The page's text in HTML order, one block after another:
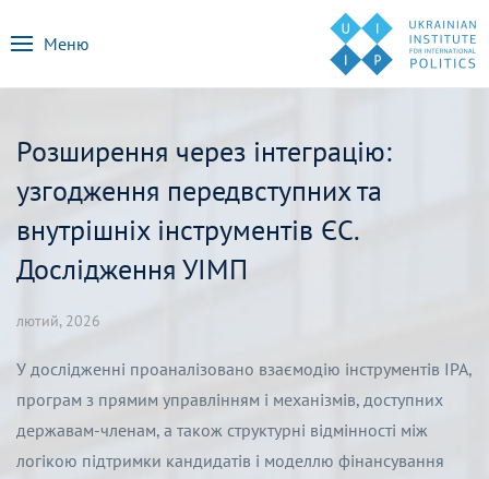
Меню
Розширення через інтеграцію:
узгодження передвступних та
внутрішніх інструментів ЄС.
Дослідження УІМП
лютий, 2026
У дослідженні проаналізовано взаємодію інструментів IPA,
програм з прямим управлінням і механізмів, доступних
державам-членам, а також структурні відмінності між
логікою підтримки кандидатів і моделлю фінансування